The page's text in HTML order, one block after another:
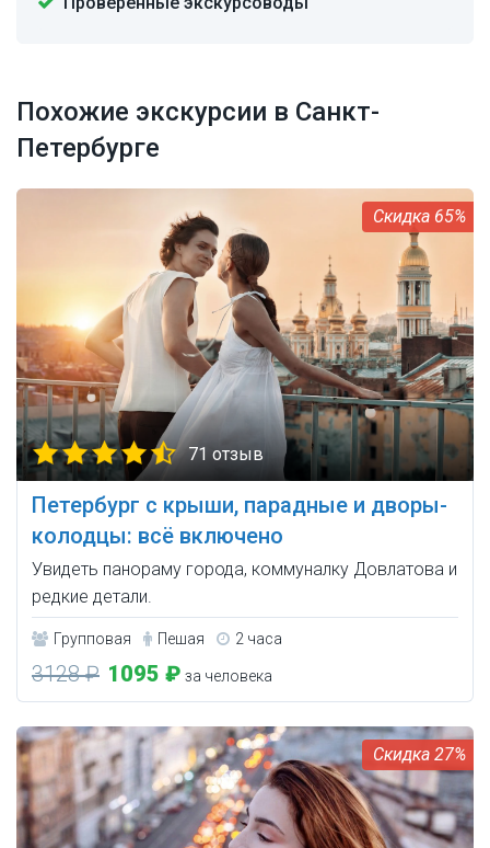
Похожие экскурсии в Санкт-
Петербурге
65%
71 отзыв
Петербург с крыши, парадные и дворы-
колодцы: всё включено
Увидеть панораму города, коммуналку Довлатова и
редкие детали.
Групповая Пешая 2 часа
3128 ₽ 1095 ₽ за человека
27%